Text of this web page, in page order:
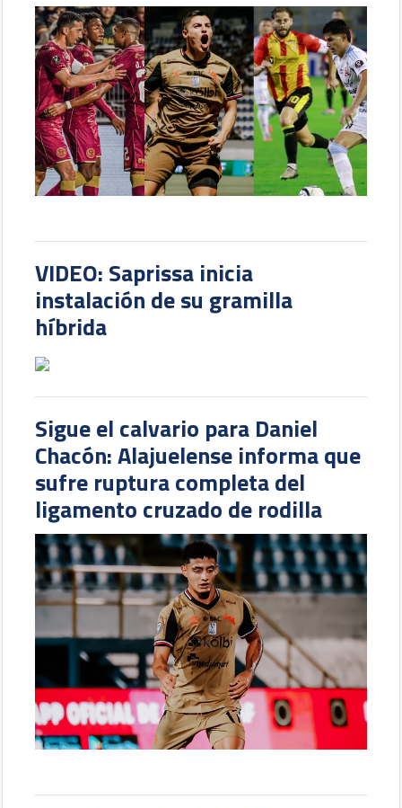
VIDEO: Saprissa inicia
instalación de su gramilla
híbrida
Sigue el calvario para Daniel
Chacón: Alajuelense informa que
sufre ruptura completa del
ligamento cruzado de rodilla